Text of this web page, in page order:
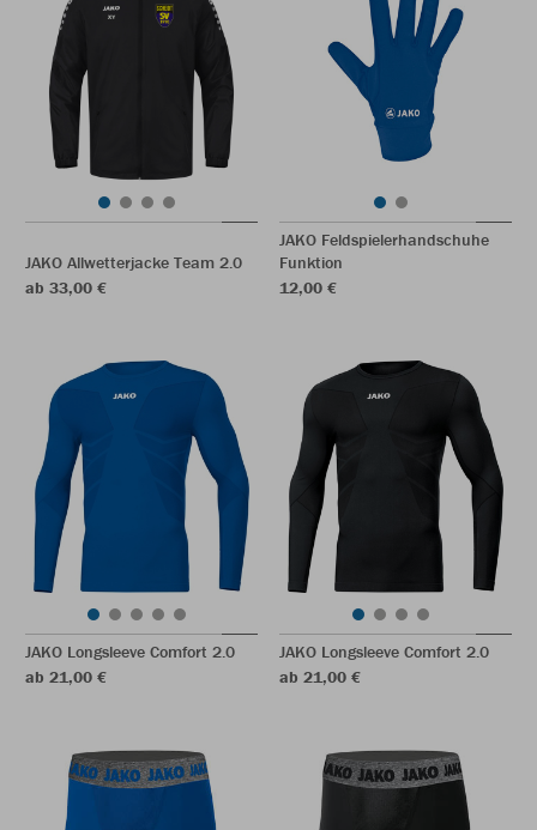
JAKO Allwetterjacke Team 2.0
ab 33,00 €
JAKO Feldspielerhandschuhe
Funktion
12,00 €
JAKO Longsleeve Comfort 2.0
ab 21,00 €
JAKO Longsleeve Comfort 2.0
ab 21,00 €